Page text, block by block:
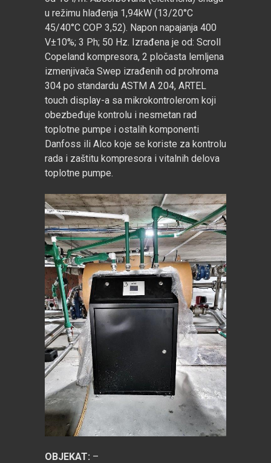
u režimu hlađenja 1,94kW (13/20°C
45/40°C COP 3,52). Napon napajanja 400
V±10%; 3 Ph; 50 Hz. Izrađena je od: Scroll
Copeland kompresora, 2 pločasta lemljena
izmenjivača Swep izrađenih od prohroma
304 po standardu ASTM A 204, ARTEL
touch display-a sa mikrokontrolerom koji
obezbeđuje kontrolu i nesmetan rad
toplotne pumpe i ostalih komponenti
Danfoss ili Alco koje se koriste za kontrolu
rada i zaštitu kompresora i vitalnih delova
toplotne pumpe.
OBJEKAT: –